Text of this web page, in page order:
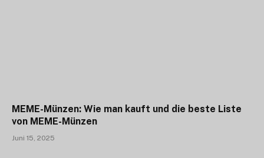
MEME-Münzen: Wie man kauft und die beste Liste
von MEME-Münzen
Juni 15, 2025